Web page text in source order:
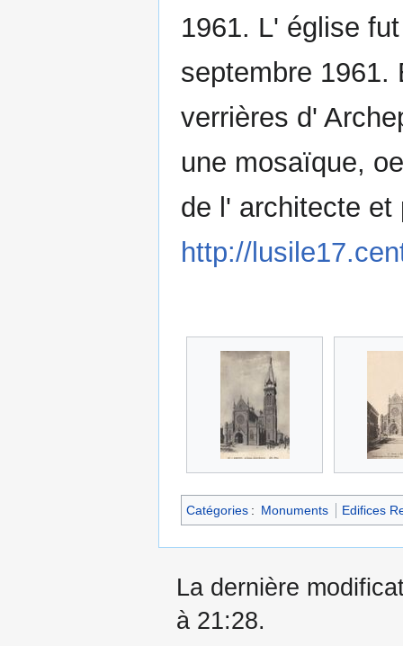
1961. L' église
septembre 1961.
verrières d'
une mosaïque,
de l' architecte
http://
Catégories : Monuments Edifices
La dernière
à 21:28.